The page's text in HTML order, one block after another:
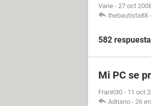
Vane - 27 oct
thebautista88 -
582
Mi PC se
FranKit0 - 11 oct
Adriano - 26